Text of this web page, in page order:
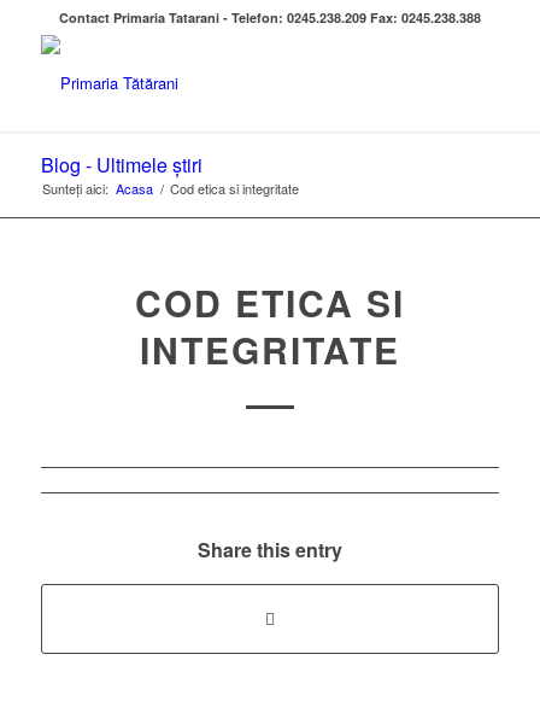
Contact Primaria Tatarani - Telefon: 0245.238.209 Fax: 0245.238.388
Blog - Ultimele știri
Sunteți aici: Acasa / Cod etica si integritate
COD ETICA SI
INTEGRITATE
Share this entry